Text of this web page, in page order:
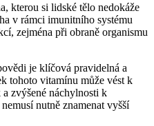
kterou si lidské tělo nedokáže
v rámci imunitního systému
zejména při obraně organismu
je klíčová pravidelná a
tohoto vitamínu může vést k
zvýšené náchylnosti k
nutně znamenat vyšší